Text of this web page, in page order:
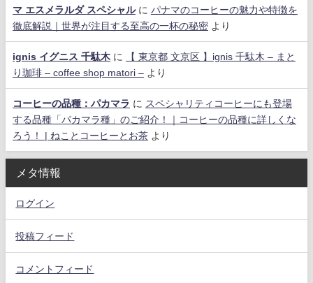
マ エスメラルダ スペシャルに パナマのコーヒーの魅力や特徴を
徹底解説｜世界が注目する至高の一杯の秘密 より
ignis イグニス 千駄木に
【 東京都 文京区 】ignis 千駄木 – まと
り珈琲 – coffee shop matori – より
コーヒーの品種：パカマラ に スペシャリティコーヒーにも登場
する品種「パカマラ種」のご紹介！｜コーヒーの品種に詳しくな
ろう！ | ねことコーヒーとお茶 より
メタ情報
ログイン
投稿フィード
コメントフィード